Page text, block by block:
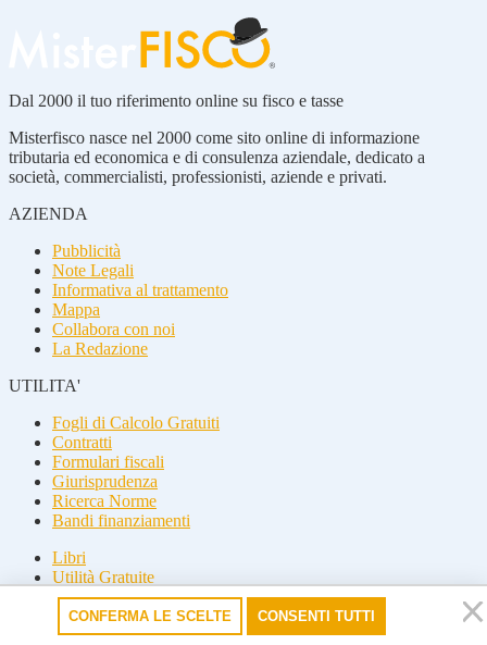
Dal 2000 il tuo riferimento online su fisco e tasse
Misterfisco nasce nel 2000 come sito online di informazione
tributaria ed economica e di consulenza aziendale, dedicato a
società, commercialisti, professionisti, aziende e privati.
AZIENDA
Pubblicità
Note Legali
Informativa al trattamento
Mappa
Collabora con noi
La Redazione
UTILITA'
Fogli di Calcolo Gratuiti
Contratti
Formulari fiscali
Giurisprudenza
Ricerca Norme
Bandi finanziamenti
Libri
Utilità Gratuite
Guide fiscali
Seguici
CONFERMA LE SCELTE CONSENTI TUTTI